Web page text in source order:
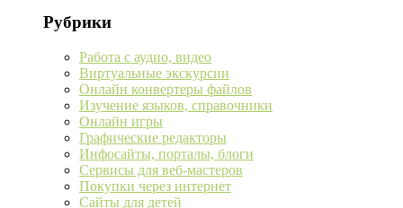
Рубрики
Работа с аудио, видео
Виртуальные экскурсии
Онлайн конвертеры файлов
Изучение языков, справочники
Онлайн игры
Графические редакторы
Инфосайты, порталы, блоги
Сервисы для веб-мастеров
Покупки через интернет
Сайты для детей